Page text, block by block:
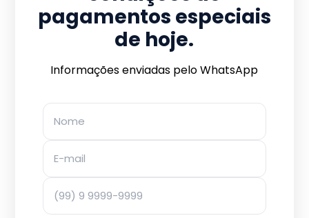
pagamentos especiais
de hoje.
Informações enviadas pelo WhatsApp